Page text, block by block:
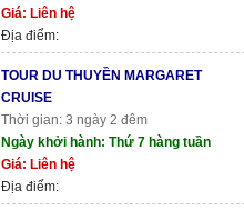
Giá: Liên hệ
Địa điểm:
TOUR DU THUYỀN MARGARET
CRUISE
Thời gian: 3 ngày 2 đêm
Ngày khởi hành: Thứ 7 hàng tuần
Giá: Liên hệ
Địa điểm: